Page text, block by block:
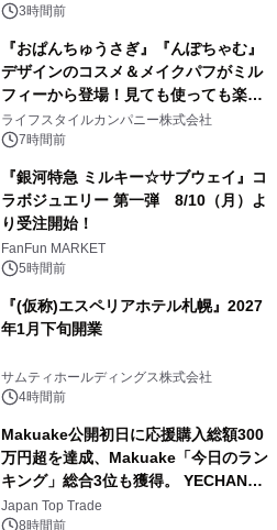
3時間前
『おぱんちゅうさぎ』『んぽちゃむ』
デザインのコスメ＆メイクパフがミル
フィーから登場！見ても使っても楽し
い、ポップでキュートなコレクショ
ン。
ライフスタイルカンパニー株式会社
7時間前
『銀河特急 ミルキー☆サブウェイ』コ
ラボジュエリー 第一弾 8/10（月）よ
り受注開始！
FanFun MARKET
5時間前
『(仮称)エスペリアホテル札幌』2027
年1月下旬開業
サムティホールディングス株式会社
4時間前
Makuake公開初日に応援購入総額300
万円超を達成、Makuake「今日のラン
キング」総合3位も獲得。 YECHAN音
浴シンギングボウル第2弾の大型サイ
Japan Top Trade
8時間前